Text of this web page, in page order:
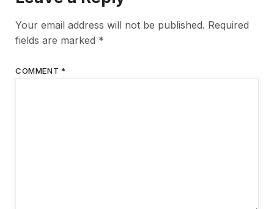
Your email address will not be published. Required
fields are marked *
COMMENT *